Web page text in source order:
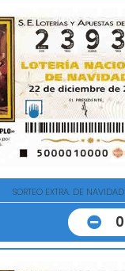
SORTEO EXTRA. DE NAVIDAD
0